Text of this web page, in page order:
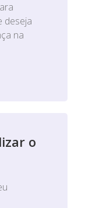
deseja
na
o